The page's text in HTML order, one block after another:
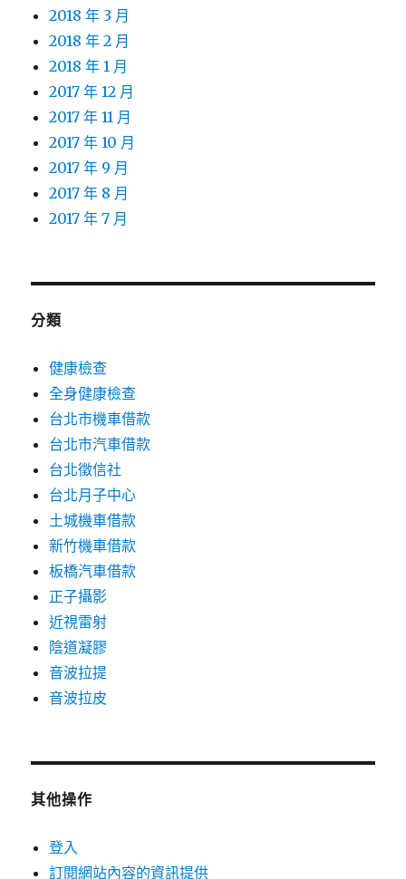
2018 年 3 月
2018 年 2 月
2018 年 1 月
2017 年 12 月
2017 年 11 月
2017 年 10 月
2017 年 9 月
2017 年 8 月
2017 年 7 月
分類
健康檢查
全身健康檢查
台北市機車借款
台北市汽車借款
台北徵信社
台北月子中心
土城機車借款
新竹機車借款
板橋汽車借款
正子攝影
近視雷射
陰道凝膠
音波拉提
音波拉皮
其他操作
登入
訂閱網站內容的資訊提供